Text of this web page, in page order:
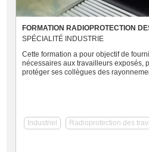
FORMATION RADIOPROTECTION
SPÉCIALITÉ INDUSTRIE
Cette formation a pour objectif de
nécessaires aux travailleurs exposés,
protéger ses collègues des
Industriel Radioprotection des